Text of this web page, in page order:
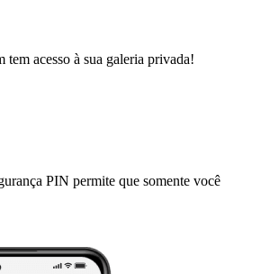
tem acesso à sua galeria privada!
PIN permite que somente você